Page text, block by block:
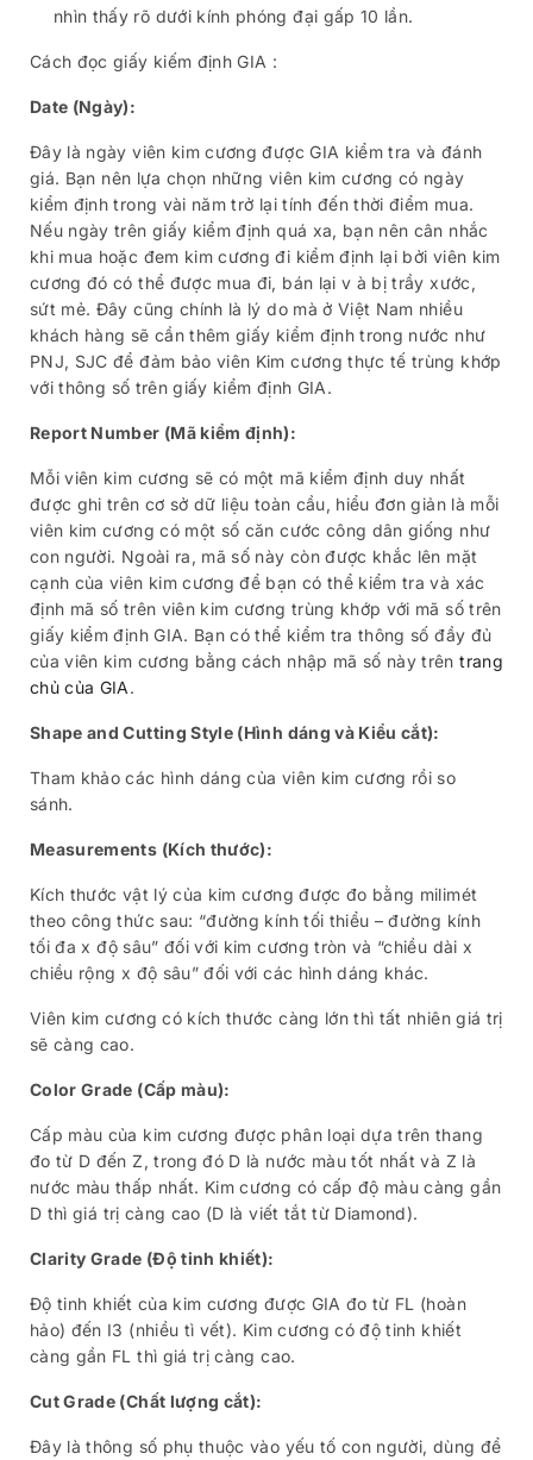
nhìn thấy rõ dưới kính phóng đại gấp 10 lần.
Cách đọc giấy kiếm định GIA :
Date (Ngày):
Đây là ngày viên kim cương được GIA kiểm tra và đánh
giá. Bạn nên lựa chọn những viên kim cương có ngày
kiểm định trong vài năm trở lại tính đến thời điểm mua.
Nếu ngày trên giấy kiểm định quá xa, bạn nên cân nhắc
khi mua hoặc đem kim cương đi kiểm định lại bởi viên kim
cương đó có thể được mua đi, bán lại v à bị trầy xước,
sứt mẻ. Đây cũng chính là lý do mà ở Việt Nam nhiều
khách hàng sẽ cần thêm giấy kiểm định trong nước như
PNJ, SJC để đảm bảo viên Kim cương thực tế trùng khớp
với thông số trên giấy kiểm định GIA.
Report Number (Mã kiểm định):
Mỗi viên kim cương sẽ có một mã kiểm định duy nhất
được ghi trên cơ sở dữ liệu toàn cầu, hiểu đơn giản là mỗi
viên kim cương có một số căn cước công dân giống như
con người. Ngoài ra, mã số này còn được khắc lên mặt
cạnh của viên kim cương để bạn có thể kiểm tra và xác
định mã số trên viên kim cương trùng khớp với mã số trên
giấy kiểm định GIA. Bạn có thể kiểm tra thông số đầy đủ
của viên kim cương bằng cách nhập mã số này trêntrang
chủ của GIA.
Shape and Cutting Style (Hình dáng và Kiểu cắt):
Tham khảo các hình dáng của viên kim cương rồi so
sánh.
Measurements (Kích thước):
Kích thước vật lý của kim cương được đo bằng milimét
theo công thức sau: “đường kính tối thiểu – đường kính
tối đa x độ sâu” đối với kim cương tròn và “chiều dài x
chiều rộng x độ sâu” đối với các hình dáng khác.
Viên kim cương có kích thước càng lớn thì tất nhiên giá trị
sẽ càng cao.
Color Grade (Cấp màu):
Cấp màu của kim cương được phân loại dựa trên thang
đo từ D đến Z, trong đó D là nước màu tốt nhất và Z là
nước màu thấp nhất. Kim cương có cấp độ màu càng gần
D thì giá trị càng cao (D là viết tắt từ Diamond).
Clarity Grade (Độ tinh khiết):
Độ tinh khiết của kim cương được GIA đo từ FL (hoàn
hảo) đến I3 (nhiều tì vết). Kim cương có độ tinh khiết
càng gần FL thì giá trị càng cao.
Cut Grade (Chất lượng cắt):
Đây là thông số phụ thuộc vào yếu tố con người, dùng để